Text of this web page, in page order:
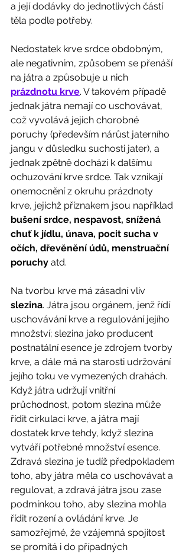
a její dodávky do jednotlivých částí
těla podle potřeby.
Nedostatek krve srdce obdobným,
ale negativním, způsobem se přenáší
na játra a způsobuje u nich
prázdnotu krve. V takovém případě
jednak játra nemají co uschovávat,
což vyvolává jejich chorobné
poruchy (především nárůst jaterního
jangu v důsledku suchosti jater), a
jednak zpětně dochází k dalšímu
ochuzování krve srdce. Tak vznikají
onemocnění z okruhu prázdnoty
krve, jejichž příznakem jsou například
bušení srdce, nespavost, snížená
chuť k jídlu, únava, pocit sucha v
očích, dřevěnění údů, menstruační
poruchy atd.
Na tvorbu krve má zásadní vliv
slezina. Játra jsou orgánem, jenž řídí
uschovávání krve a regulování jejího
množství; slezina jako producent
postnatální esence je zdrojem tvorby
krve, a dále má na starosti udržování
jejího toku ve vymezených drahách.
Když játra udržují vnitřní
průchodnost, potom slezina může
řídit cirkulaci krve, a játra mají
dostatek krve tehdy, když slezina
vytváří potřebné množství esence.
Zdravá slezina je tudíž předpokladem
toho, aby játra měla co uschovávat a
regulovat, a zdravá játra jsou zase
podmínkou toho, aby slezina mohla
řídit rození a ovládání krve. Je
samozřejmé, že vzájemná spojitost
se promítá i do případných